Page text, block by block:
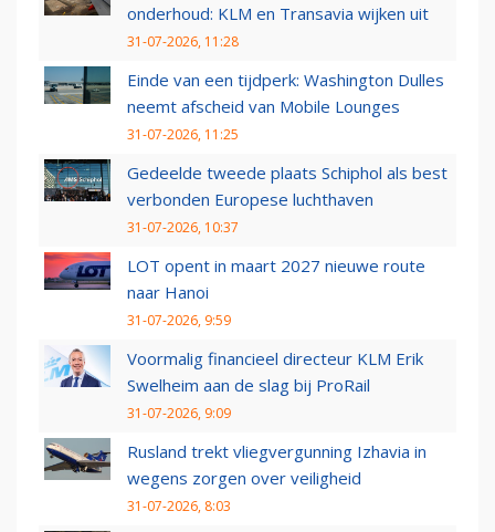
onderhoud: KLM en Transavia wijken uit
31-07-2026, 11:28
Einde van een tijdperk: Washington Dulles
neemt afscheid van Mobile Lounges
31-07-2026, 11:25
Gedeelde tweede plaats Schiphol als best
verbonden Europese luchthaven
31-07-2026, 10:37
LOT opent in maart 2027 nieuwe route
naar Hanoi
31-07-2026, 9:59
Voormalig financieel directeur KLM Erik
Swelheim aan de slag bij ProRail
31-07-2026, 9:09
Rusland trekt vliegvergunning Izhavia in
wegens zorgen over veiligheid
31-07-2026, 8:03